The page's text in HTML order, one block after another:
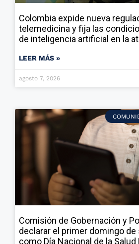
Colombia expide nueva
telemedicina y fija las
de inteligencia artificial en la
LEER MÁS »
agosto 7, 2026
Comisión de Gobernación y
declarar el primer domingo
como Día Nacional de la Salud